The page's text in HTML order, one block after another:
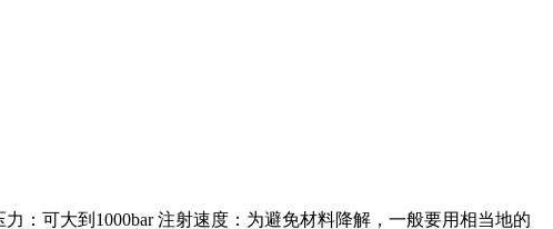
：可大到1000bar 注射速度：为避免材料降解，一般要用相当地的